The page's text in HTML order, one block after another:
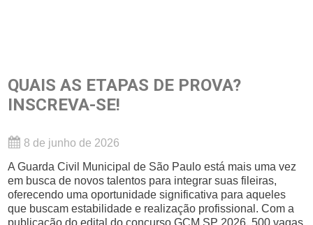
QUAIS AS ETAPAS DE PROVA?
INSCREVA-SE!
8 de junho de 2026
A Guarda Civil Municipal de São Paulo está mais uma vez
em busca de novos talentos para integrar suas fileiras,
oferecendo uma oportunidade significativa para aqueles
que buscam estabilidade e realização profissional. Com a
publicação do edital do concurso GCM SP 2026, 500 vagas